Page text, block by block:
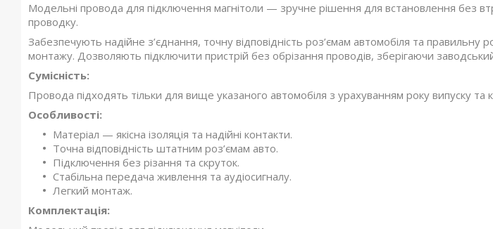
Модельні провода для підключення магнітоли — зручне рішення для встановлення без
проводку.
Забезпечують надійне з’єднання, точну відповідність роз’ємам автомобіля та правильну
монтажу. Дозволяють підключити пристрій без обрізання проводів, зберігаючи
Сумісність:
Провода підходять тільки для вище указаного автомобіля з урахуванням року випуску та
Особливості:
Матеріал — якісна ізоляція та надійні контакти.
Точна відповідність штатним роз’ємам авто.
Підключення без різання та скруток.
Стабільна передача живлення та аудіосигналу.
Легкий монтаж.
Комплектація: